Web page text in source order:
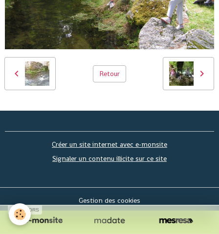
Retour
Créer un site internet avec e-monsite
Signaler un contenu illicite sur ce site
Gestion des cookies
SPONSORS